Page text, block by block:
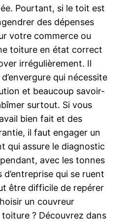
Pourtant, si le toit est
des dépenses
votre commerce ou
toiture en état correct
irrégulièrement. Il
d’envergure qui nécessite
et beaucoup savoir-
surtout. Si vous
bien fait et des
il faut engager un
qui assure le diagnostic
avec les tonnes
d’entreprise qui se ruent
être difficile de repérer
un couvreur
? Découvrez dans